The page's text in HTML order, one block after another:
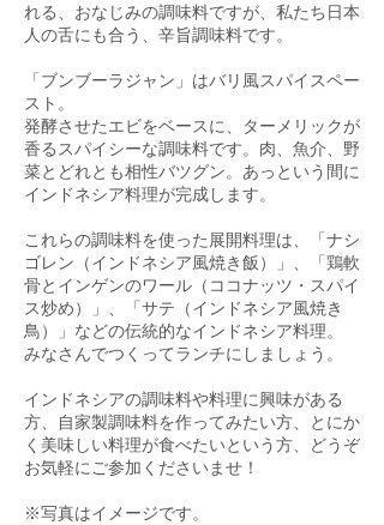
れる、おなじみの調味料ですが、私たち日本
人の舌にも合う、辛旨調味料です。
「ブンブーラジャン」はバリ風スパイスペー
スト。
発酵させたエビをベースに、ターメリックが
香るスパイシーな調味料です。肉、魚介、野
菜とどれとも相性バツグン。あっという間に
インドネシア料理が完成します。
これらの調味料を使った展開料理は、「ナシ
ゴレン（インドネシア風焼き飯）」、「鶏軟
骨とインゲンのワール（ココナッツ・スパイ
ス炒め）」、「サテ（インドネシア風焼き
鳥）」などの伝統的なインドネシア料理。
みなさんでつくってランチにしましょう。
インドネシアの調味料や料理に興味がある
方、自家製調味料を作ってみたい方、とにか
く美味しい料理が食べたいという方、どうぞ
お気軽にご参加くださいませ！
※写真はイメージです。